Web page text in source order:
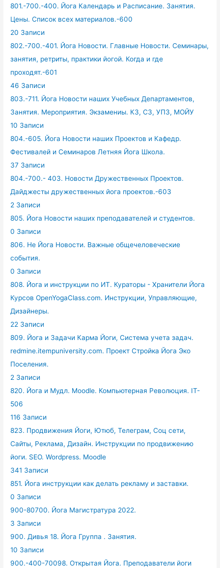
801.-700.-400. Йога Календарь и Расписание. Занятия.
Цены. Список всех материалов.-600
20 Записи
802.-700.-401. Йога Новости. Главные Новости. Семинары,
занятия, ретриты, практики йогой. Когда и где
проходят.-601
46 Записи
803.-711. Йога Новости наших Учебных Департаментов,
Занятия. Мероприятия. Экзамениы. КЗ, СЗ, УПЗ, МОЙУ
10 Записи
804.-605. Йога Новости наших Проектов и Кафедр.
Фестивалей и Семинаров Летняя Йога Школа.
37 Записи
804.-700.- 403. Новости Дружественных Проектов.
Дайджесты дружественных йога проектов.-603
2 Записи
805. Йога Новости наших преподавателей и студентов.
0 Записи
806. Не Йога Новости. Важные общечеловеческие
события.
0 Записи
808. Йога и инструкции по ИТ. Кураторы - Хранители Йога
Курсов OpenYogaClass.com. Инструкции, Управляющие,
Дизайнеры.
22 Записи
809. Йога и Задачи Карма Йоги, Система учета задач.
redmine.itempuniversity.com. Проект Стройка Йога Эко
Поселения.
2 Записи
820. Йога и Мудл. Moodle. Компьютерная Революция. IT-
506
116 Записи
823. Продвижения Йоги, Ютюб, Телеграм, Соц сети,
Сайты, Реклама, Дизайн. Инструкции по продвижению
йоги. SEO. Wordpress. Moodle
341 Записи
851. Йога инструкции как делать рекламу и заставки.
0 Записи
900-80700. Йога Магистратура 2022.
3 Записи
900. Дивья 18. Йога Группа . Занятия.
10 Записи
900.-400-70098. Открытая Йога. Преподаватели йоги